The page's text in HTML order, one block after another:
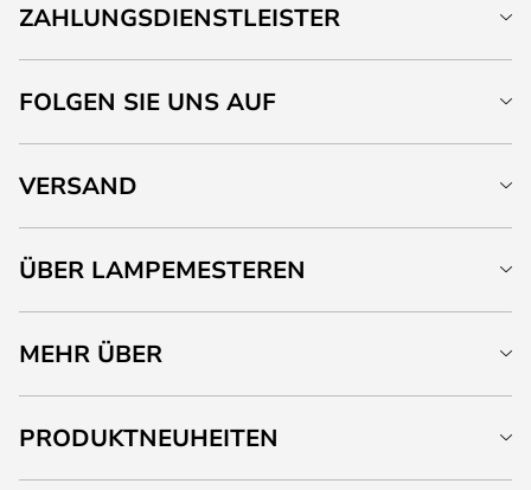
ZAHLUNGSDIENSTLEISTER
FOLGEN SIE UNS AUF
VERSAND
ÜBER LAMPEMESTEREN
MEHR ÜBER
PRODUKTNEUHEITEN